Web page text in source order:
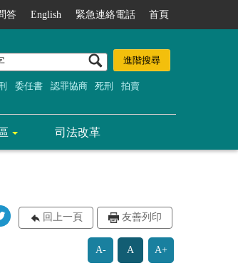
答 English 緊急連絡電話 首頁
委任書 認罪協商 死刑 拍賣
司法改革
回上一頁 友善列印
A- A A+